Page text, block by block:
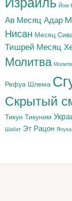
Йом
Ав Месяц Адар
Нисан Месяц
Тишрей Месяц
Молитва
Рефуа Шлема
Скрытый
Тикун Тикуним
Шабат Эт Рацон Янука